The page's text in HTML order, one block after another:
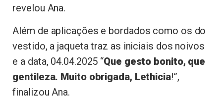
revelou Ana.
Além de aplicações e bordados como os do
vestido, a jaqueta traz as iniciais dos noivos
e a data, 04.04.2025 “Que gesto bonito, que
gentileza. Muito obrigada, Lethicia!”,
finalizou Ana.